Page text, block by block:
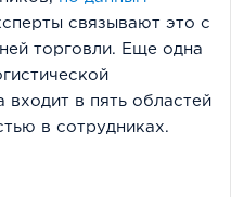
связывают это с
торговли. Еще одна
входит в пять областей
в сотрудниках.